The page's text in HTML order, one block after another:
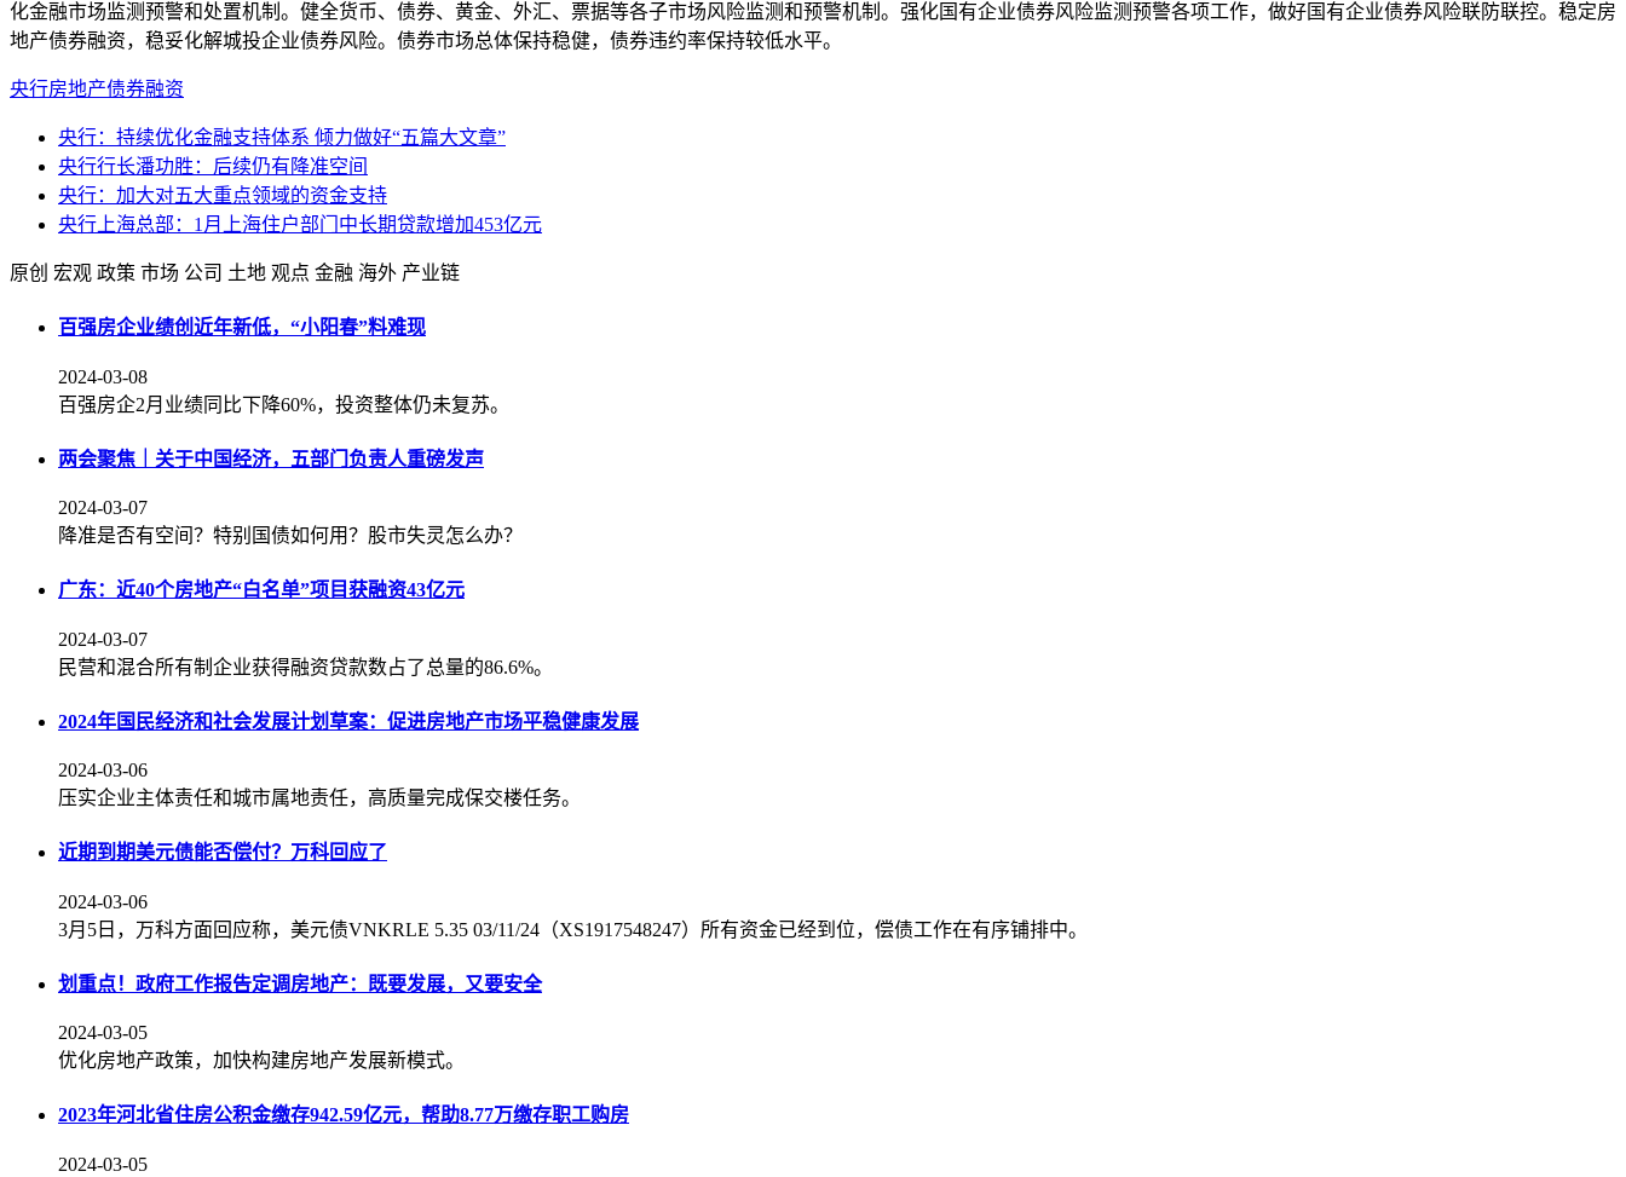
化金融市场监测预警和处置机制。健全货币、债券、黄金、外汇、票据等各子市场风险监测和预警机制。强化国有企业债券风险监测预警各项工作，做好国有企业债券风险联防联控。稳定房
地产债券融资，稳妥化解城投企业债券风险。债券市场总体保持稳健，债券违约率保持较低水平。
央行房地产债券融资
央行：持续优化金融支持体系 倾力做好“五篇大文章”
央行行长潘功胜：后续仍有降准空间
央行：加大对五大重点领域的资金支持
央行上海总部：1月上海住户部门中长期贷款增加453亿元
原创 宏观 政策 市场 公司 土地 观点 金融 海外 产业链
百强房企业绩创近年新低，“小阳春”料难现
2024-03-08
百强房企2月业绩同比下降60%，投资整体仍未复苏。
两会聚焦｜关于中国经济，五部门负责人重磅发声
2024-03-07
降准是否有空间？特别国债如何用？股市失灵怎么办？
广东：近40个房地产“白名单”项目获融资43亿元
2024-03-07
民营和混合所有制企业获得融资贷款数占了总量的86.6%。
2024年国民经济和社会发展计划草案：促进房地产市场平稳健康发展
2024-03-06
压实企业主体责任和城市属地责任，高质量完成保交楼任务。
近期到期美元债能否偿付？万科回应了
2024-03-06
3月5日，万科方面回应称，美元债VNKRLE 5.35 03/11/24（XS1917548247）所有资金已经到位，偿债工作在有序铺排中。
划重点！政府工作报告定调房地产：既要发展，又要安全
2024-03-05
优化房地产政策，加快构建房地产发展新模式。
2023年河北省住房公积金缴存942.59亿元，帮助8.77万缴存职工购房
2024-03-05